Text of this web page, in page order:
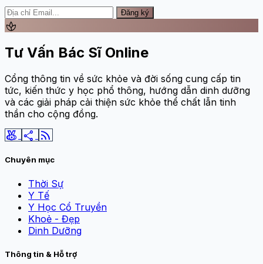
Đăng ký
spa
Tư Vấn Bác Sĩ Online
Cổng thông tin về sức khỏe và đời sống cung cấp tin
tức, kiến thức y học phổ thông, hướng dẫn dinh dưỡng
và các giải pháp cải thiện sức khỏe thể chất lẫn tinh
thần cho cộng đồng.
social_leaderboard share rss_feed
Chuyên mục
Thời Sự
Y Tế
Y Học Cổ Truyền
Khoẻ - Đẹp
Dinh Dưỡng
Thông tin & Hỗ trợ